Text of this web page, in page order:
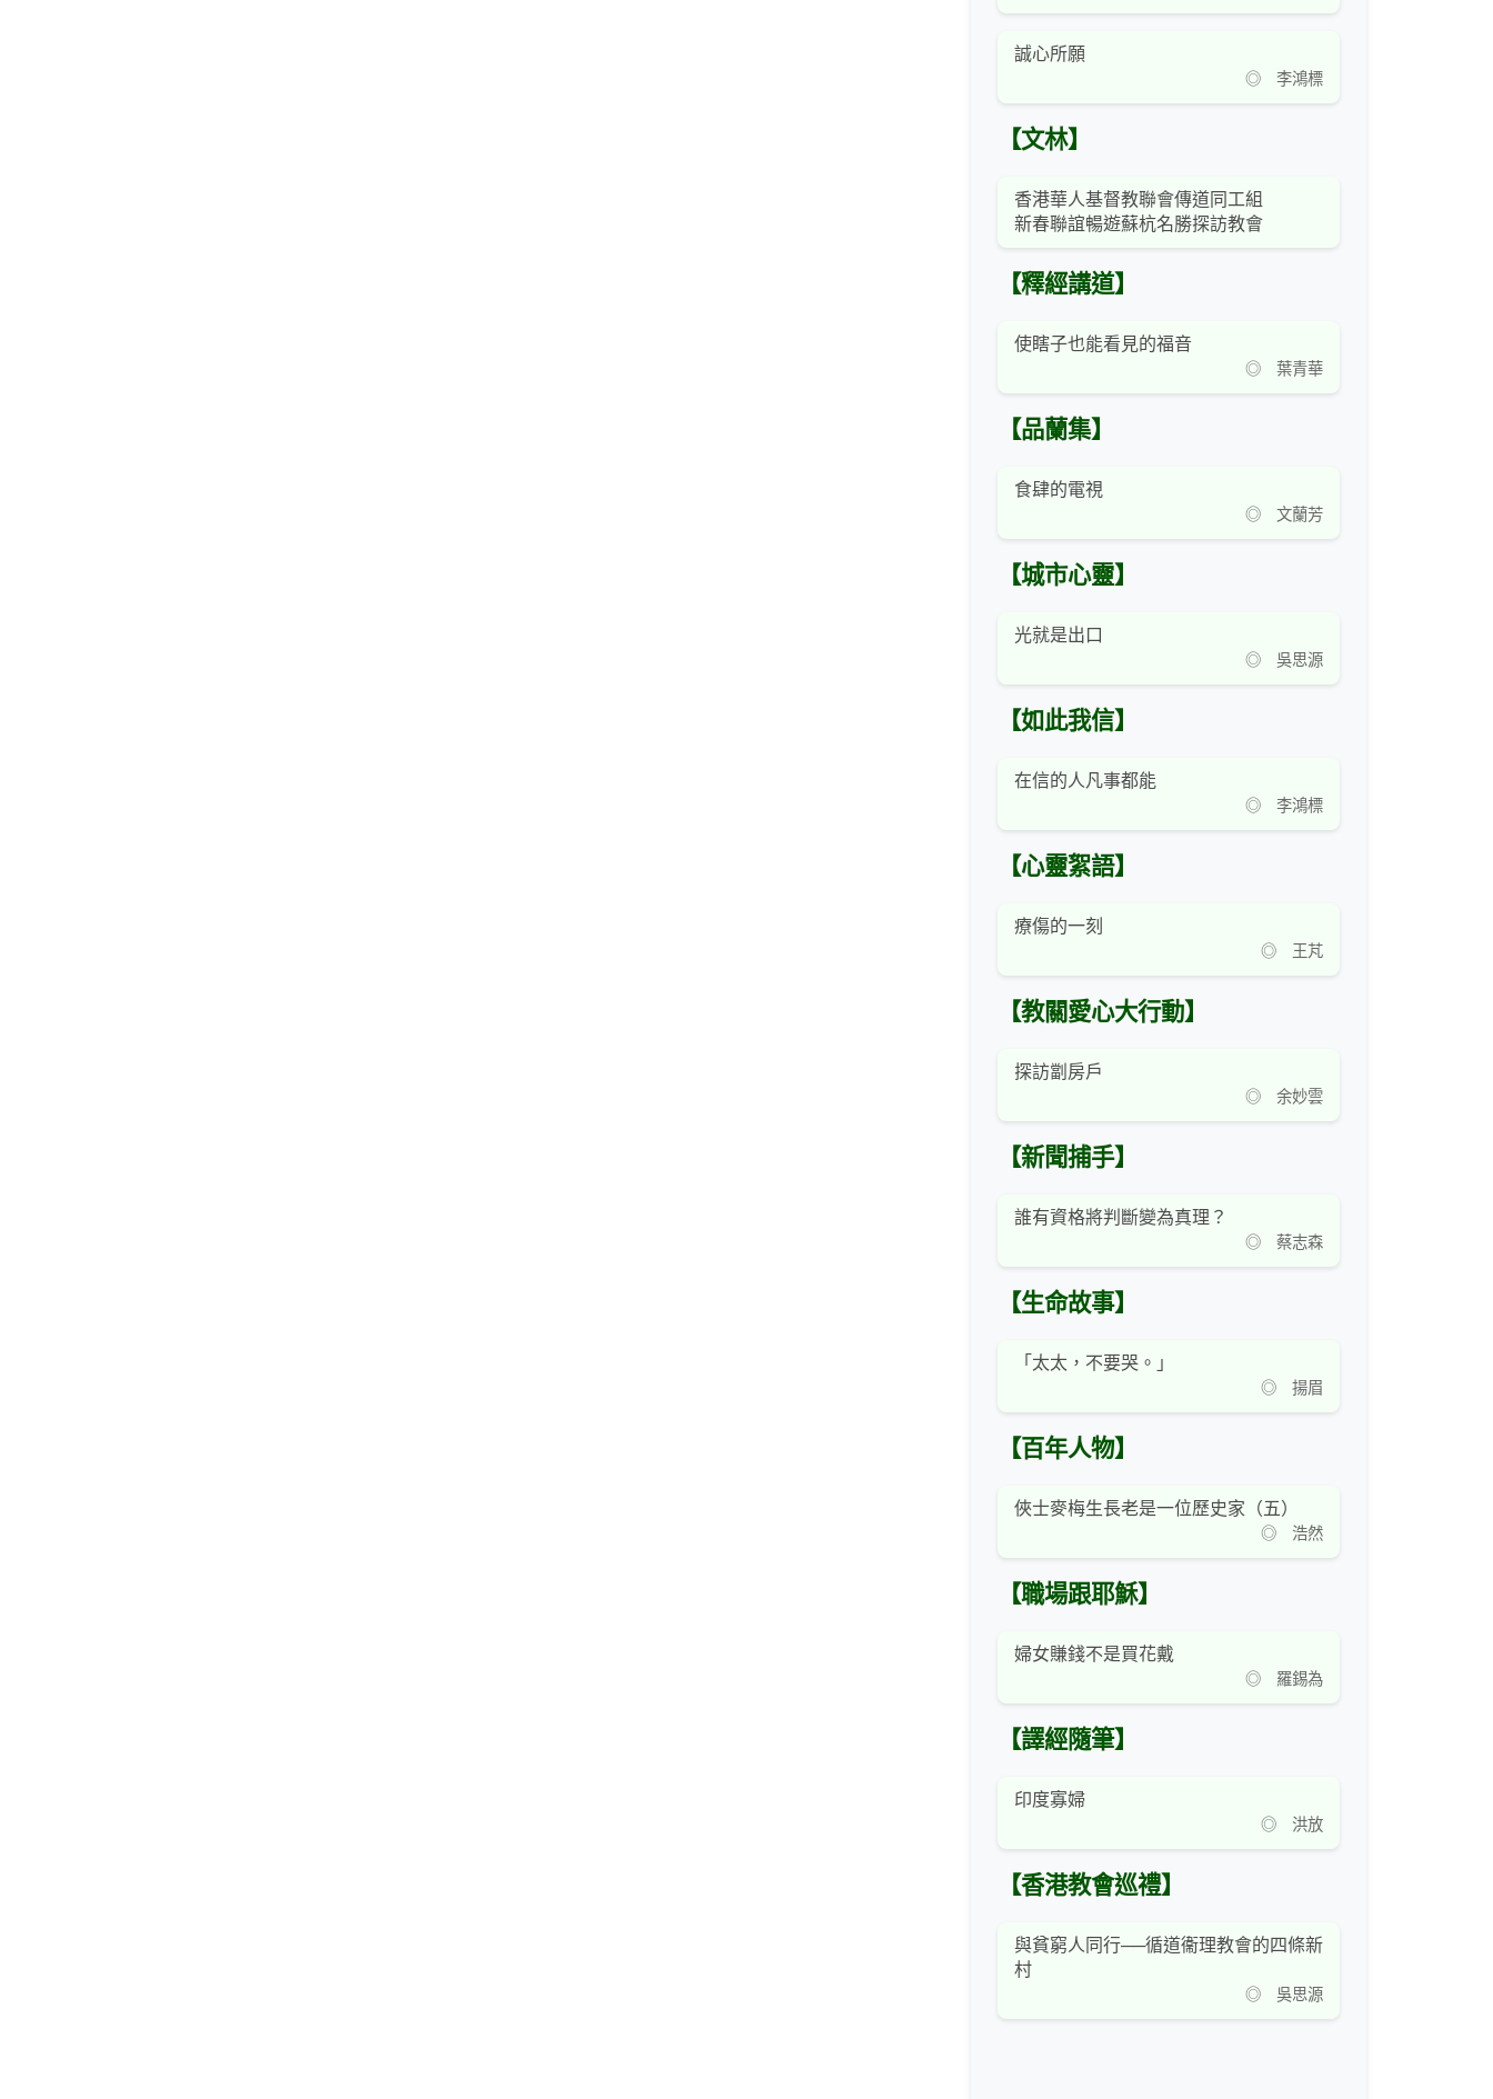
誠心所願
◎ 李鴻標
【文林】
香港華人基督教聯會傳道同工組
新春聯誼暢遊蘇杭名勝探訪教會
【釋經講道】
使瞎子也能看見的福音
◎ 葉青華
【品蘭集】
食肆的電視
◎ 文蘭芳
【城市心靈】
光就是出口
◎ 吳思源
【如此我信】
在信的人凡事都能
◎ 李鴻標
【心靈絮語】
療傷的一刻
◎ 王芃
【教關愛心大行動】
探訪劏房戶
◎ 余妙雲
【新聞捕手】
誰有資格將判斷變為真理？
◎ 蔡志森
【生命故事】
「太太，不要哭。」
◎ 揚眉
【百年人物】
俠士麥梅生長老是一位歷史家（五）
◎ 浩然
【職場跟耶穌】
婦女賺錢不是買花戴
◎ 羅錫為
【譯經隨筆】
印度寡婦
◎ 洪放
【香港教會巡禮】
與貧窮人同行──循道衞理教會的四條新
村
◎ 吳思源